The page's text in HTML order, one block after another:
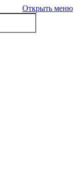
Открыть меню